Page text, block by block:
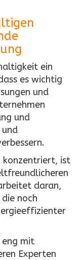
ein
es wichtig
und
und
konzentriert, ist
daran,
noch
eng mit
Experten